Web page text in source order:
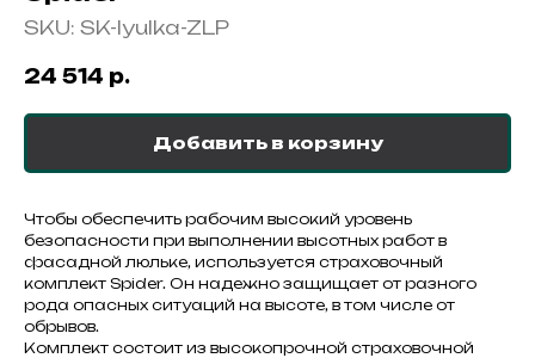
SKU: SK-lyulka-ZLP
24 514 р.
Добавить в корзину
Чтобы обеспечить рабочим высокий уровень
безопасности при выполнении высотных работ в
фасадной люльке, используется страховочный
комплект Spider. Он надежно защищает от разного
рода опасных ситуаций на высоте, в том числе от
обрывов.
Комплект состоит из высокопрочной страховочной